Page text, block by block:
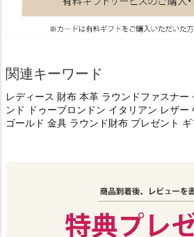
関連キーワード
レディース 財布 本革 ラウンドファスナ
ンド ドゥーブロンドン イタリアン レザー
ゴールド 金具 ラウンド財布 プレゼント ギ